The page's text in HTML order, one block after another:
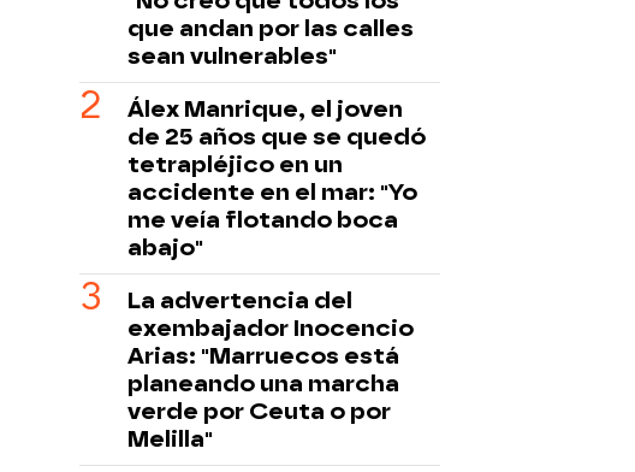
que andan por las calles
sean vulnerables"
Álex Manrique, el joven
de 25 años que se quedó
tetrapléjico en un
accidente en el mar: "Yo
me veía flotando boca
abajo"
La advertencia del
exembajador Inocencio
Arias: "Marruecos está
planeando una marcha
verde por Ceuta o por
Melilla"